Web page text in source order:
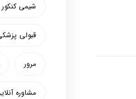
شیمی کنکور
قبولی
مرور
مشاوره